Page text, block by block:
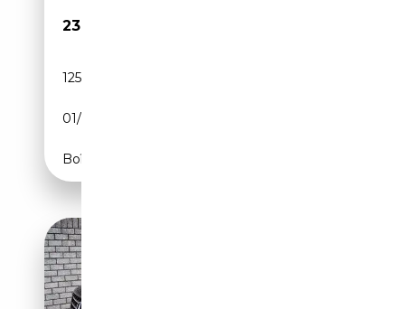
23 998€
125 000 km
01/2014
Boîte automatique